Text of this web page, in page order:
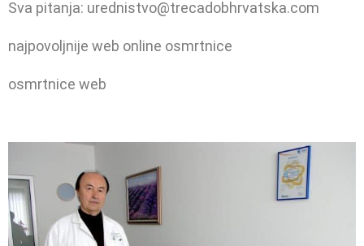
Sva pitanja: urednistvo@trecadobhrvatska.com
najpovoljnije web online osmrtnice
osmrtnice web